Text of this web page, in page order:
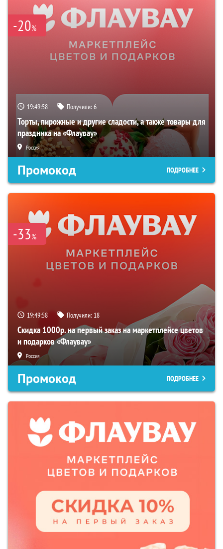
-20%
19:49:57 Получили:6
Торты, пирожные и другие сладости, а также товары для
праздника на «Флаувау»
Россия
Промокод ПОДРОБНЕЕ
-33%
19:49:57 Получили: 18
Скидка 1000р. на первый заказ на маркетплейсе цветов
и подарков «Флаувау»
Россия
Промокод ПОДРОБНЕЕ